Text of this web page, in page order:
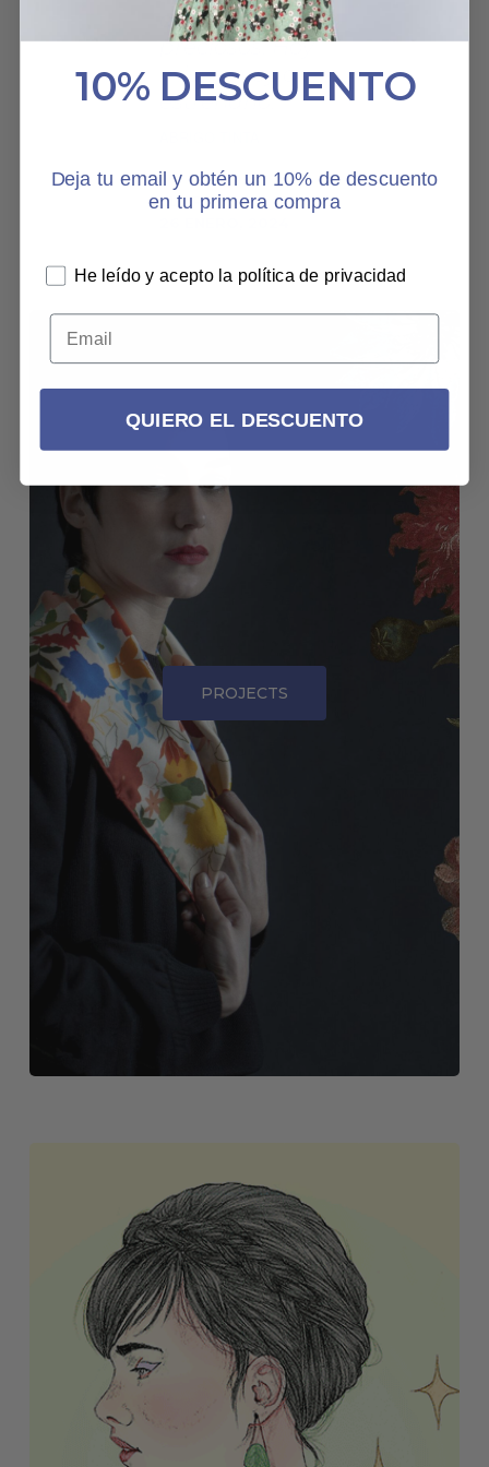
azulón son
preciosos. Hoy
mismo voy a
estrenarlo.
ELVIRA
PROJECTS
10% DESCUENTO
Deja tu email y obtén un 10% de descuento
en tu primera compra
He leído y acepto la política de privacidad
QUIERO EL DESCUENTO